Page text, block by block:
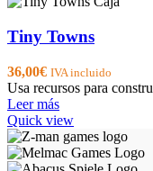
Tiny Towns
36,00€ IVA incluido
Usa recursos para
Leer más
Quick view